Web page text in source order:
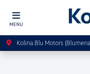
MENU
Kolina Blu Motors